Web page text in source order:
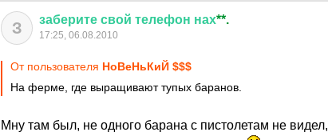
З заберите свой телефон нах**.
17:25, 06.08.2010
От пользователя НоВеНьКиЙ $$$
На ферме, где выращивают тупых баранов.
Мну там был, не одного барана с пистолетам не